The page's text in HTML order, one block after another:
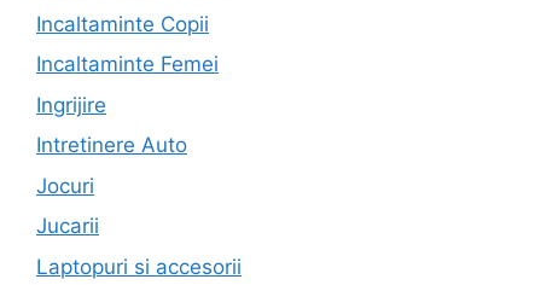
Incaltaminte Copii
Incaltaminte Femei
Ingrijire
Intretinere Auto
Jocuri
Jucarii
Laptopuri si accesorii